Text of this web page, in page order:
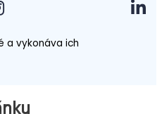
a vykonáva ich